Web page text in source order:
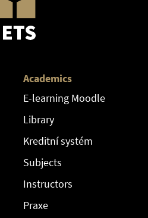
Academics
E-learning Moodle
Library
Kreditní systém
Subjects
Instructors
Praxe